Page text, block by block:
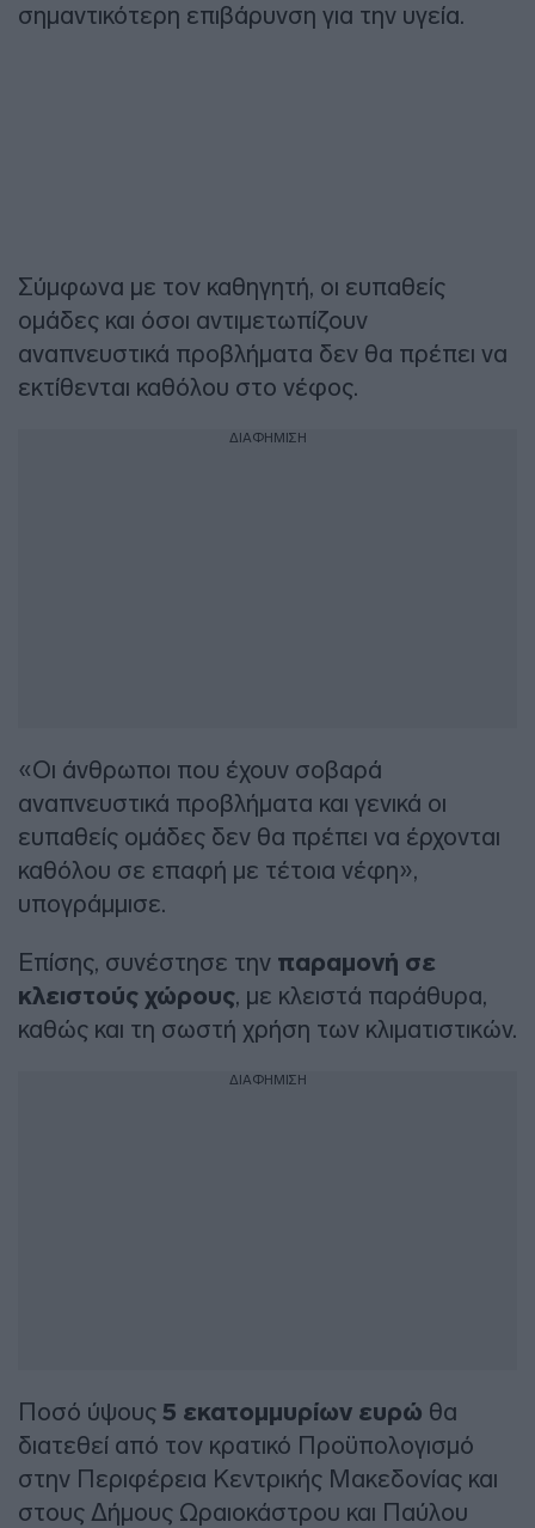
σημαντικότερη επιβάρυνση για την υγεία.
Σύμφωνα με τον καθηγητή, οι ευπαθείς
ομάδες και όσοι αντιμετωπίζουν
αναπνευστικά προβλήματα δεν θα πρέπει να
εκτίθενται καθόλου στο νέφος.
ΔΙΑΦΗΜΙΣΗ
«Οι άνθρωποι που έχουν σοβαρά
αναπνευστικά προβλήματα και γενικά οι
ευπαθείς ομάδες δεν θα πρέπει να έρχονται
καθόλου σε επαφή με τέτοια νέφη»,
υπογράμμισε.
Επίσης, συνέστησε την παραμονή σε
κλειστούς χώρους, με κλειστά παράθυρα,
καθώς και τη σωστή χρήση των κλιματιστικών.
ΔΙΑΦΗΜΙΣΗ
Ποσό ύψους 5 εκατομμυρίων ευρώ θα
διατεθεί από τον κρατικό Προϋπολογισμό
στην Περιφέρεια Κεντρικής Μακεδονίας και
στους Δήμους Ωραιοκάστρου και Παύλου